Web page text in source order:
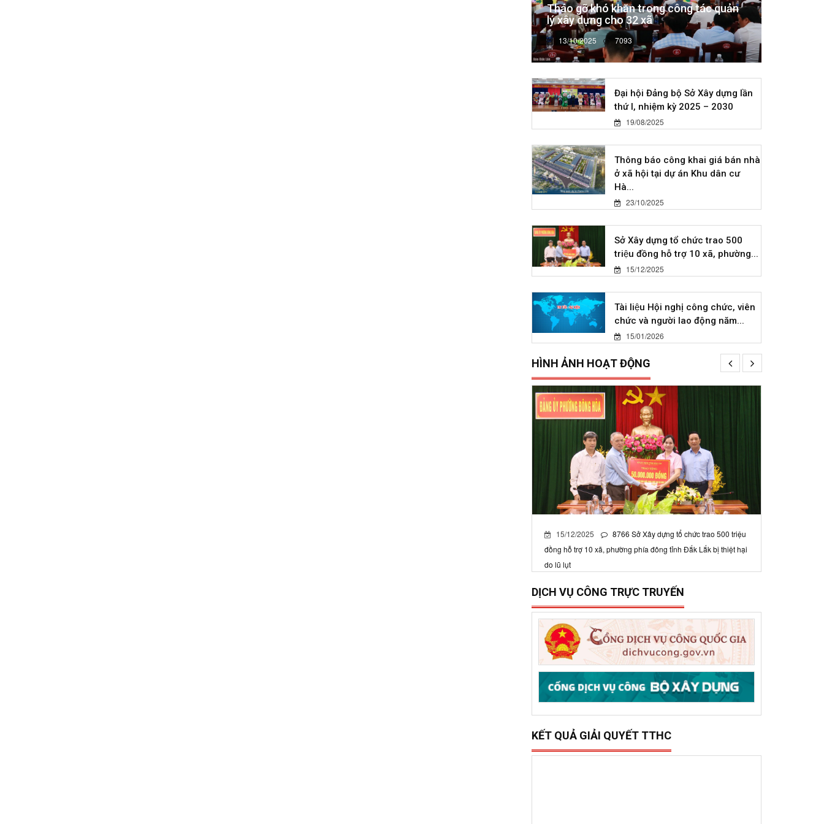
Tháo gỡ khó khăn trong công tác quản
lý xây dựng cho 32 xã
13/10/2025 7093
Đại hội Đảng bộ Sở Xây dựng lần
thứ I, nhiệm kỳ 2025 – 2030
19/08/2025
Thông báo công khai giá bán nhà
ở xã hội tại dự án Khu dân cư
Hà...
23/10/2025
Sở Xây dựng tổ chức trao 500
triệu đồng hỗ trợ 10 xã, phường...
15/12/2025
Tài liệu Hội nghị công chức, viên
chức và người lao động năm...
15/01/2026
HÌNH ẢNH HOẠT ĐỘNG
Sở Xây dựng tổ chức trao 500 triệu đồng hỗ trợ 10
xã, phường phía đông tỉnh Đắk Lắk bị thiệt hại do lũ
lụt
DỊCH VỤ CÔNG TRỰC TRUYẾN
KẾT QUẢ GIẢI QUYẾT TTHC